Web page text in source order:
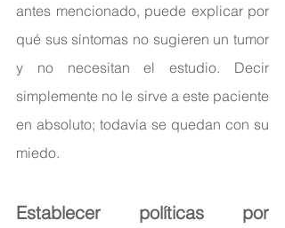
antes mencionado, puede explicar por
qué sus síntomas no sugieren un tumor
y no necesitan el estudio. Decir
simplemente no le sirve a este paciente
en absoluto; todavía se quedan con su
miedo.
Establecer políticas por